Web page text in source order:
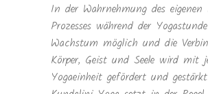
In der Wahrnehmung des eigenen
Prozesses während der
Wachstum möglich und die
Körper, Geist und Seele wird mit
Yogaeinheit gefördert und